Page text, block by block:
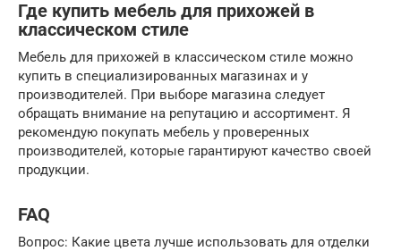
Где купить мебель для прихожей в
классическом стиле
Мебель для прихожей в классическом стиле можно
купить в специализированных магазинах и у
производителей. При выборе магазина следует
обращать внимание на репутацию и ассортимент. Я
рекомендую покупать мебель у проверенных
производителей, которые гарантируют качество своей
продукции.
FAQ
Вопрос: Какие цвета лучше использовать для отделки